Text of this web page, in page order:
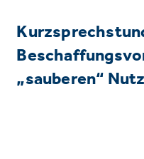
„sauberen“